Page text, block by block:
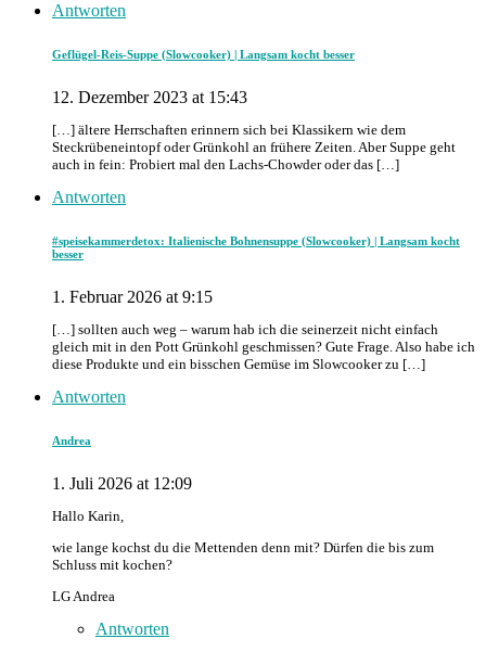
Antworten
Geflügel-Reis-Suppe (Slowcooker) | Langsam kocht besser
12. Dezember 2023 at 15:43
[…] ältere Herrschaften erinnern sich bei Klassikern wie dem
Steckrübeneintopf oder Grünkohl an frühere Zeiten. Aber Suppe geht
auch in fein: Probiert mal den Lachs-Chowder oder das […]
Antworten
#speisekammerdetox: Italienische Bohnensuppe (Slowcooker) | Langsam kocht
besser
1. Februar 2026 at 9:15
[…] sollten auch weg – warum hab ich die seinerzeit nicht einfach
gleich mit in den Pott Grünkohl geschmissen? Gute Frage. Also habe ich
diese Produkte und ein bisschen Gemüse im Slowcooker zu […]
Antworten
Andrea
1. Juli 2026 at 12:09
Hallo Karin,
wie lange kochst du die Mettenden denn mit? Dürfen die bis zum
Schluss mit kochen?
LG Andrea
Antworten